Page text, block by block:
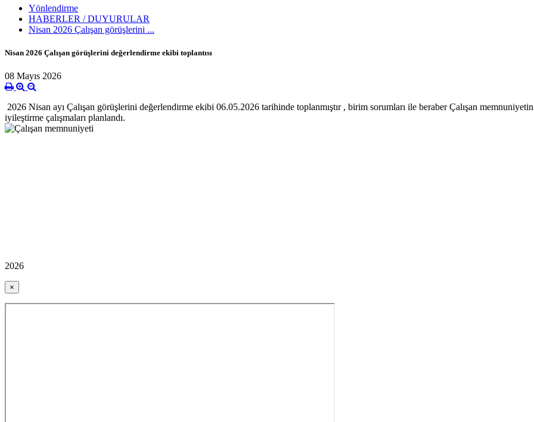
Yönlendirme
HABERLER / DUYURULAR
Nisan 2026 Çalışan görüşlerini ...
Nisan 2026 Çalışan görüşlerini değerlendirme ekibi toplantısı
08 Mayıs 2026
2026 Nisan ayı Çalışan görüşlerini değerlendirme ekibi 06.05.2026 tarihinde toplanmıştır , birim sorumları ile beraber Çalışan
iyileştirme çalışmaları planlandı.
2026
×